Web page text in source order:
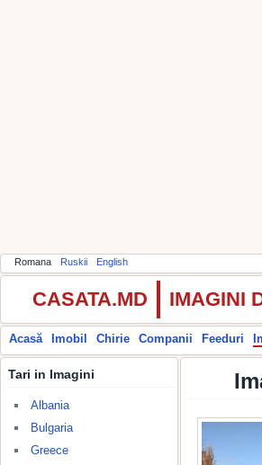
Romana Ruskii English
CASATA.MD IMAGINI
Acasă Imobil Chirie Companii Feeduri
Tari in Imagini
Albania
Bulgaria
Greece